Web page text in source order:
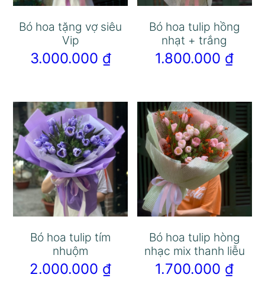
Bó hoa tặng vợ siêu
Vip
3.000.000 ₫
Bó hoa tulip hồng
nhạt + trắng
1.800.000 ₫
Bó hoa tulip tím
nhuộm
2.000.000 ₫
Bó hoa tulip hòng
nhạc mix thanh liễu
1.700.000 ₫